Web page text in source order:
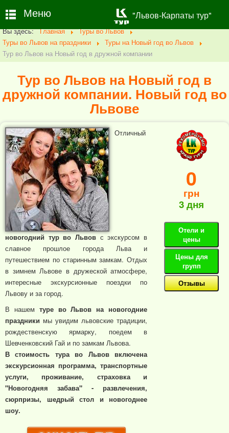
Вы здесь: Главная
Туры во Львов
Туры во Львов на праздники
Туры на Новый год во Львов
Тур во Львов на Новый год в дружной компании
Тур во Львов на Новый год в
дружной компании. Новый год во
Львове
Отличный
новогодний тур во Львов с экскурсом в
славное прошлое города Льва и
путешествием по старинным замкам. Отдых
в зимнем Львове в дружеской атмосфере,
интересные экскурсионные поездки по
Львову и за город.
В нашем туре во Львов на новогодние
праздники мы увидим львовские традиции,
рождественскую ярмарку, поедем в
Шевченковский Гай и по замкам Львова.
В стоимость тура во Львов включена
экскурсионная программа, транспортные
услуги, проживание, страховка и
"Новогодняя забава" - развлечения,
сюрпризы, шедрый стол и новогоднее
шоу.
0
грн
3 дня
Отели и
цены
Цены для
групп
Отзывы
Меню "Львов-Карпаты тур"